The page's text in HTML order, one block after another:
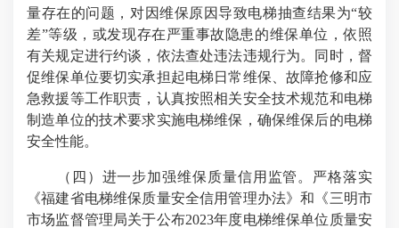
量存在的问题，对因维保原因导致电梯抽查结果为“较
差”等级，或发现存在严重事故隐患的维保单位，依照
有关规定进行约谈，依法查处违法违规行为。同时，督
促维保单位要切实承担起电梯日常维保、故障抢修和应
急救援等工作职责，认真按照相关安全技术规范和电梯
制造单位的技术要求实施电梯维保，确保维保后的电梯
安全性能。
（四）进一步加强维保质量信用监管。严格落实
《福建省电梯维保质量安全信用管理办法》和《三明市
市场监督管理局关于公布2023年度电梯维保单位质量安